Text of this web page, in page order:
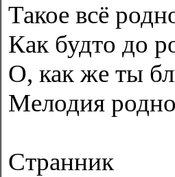
Такое всё
Как будто до
О, как же ты
Мелодия
Странник